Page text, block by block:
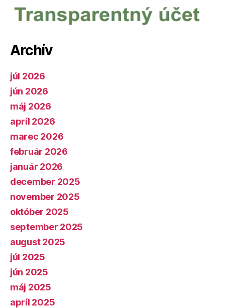
Archív
júl 2026
jún 2026
máj 2026
apríl 2026
marec 2026
február 2026
január 2026
december 2025
november 2025
október 2025
september 2025
august 2025
júl 2025
jún 2025
máj 2025
apríl 2025